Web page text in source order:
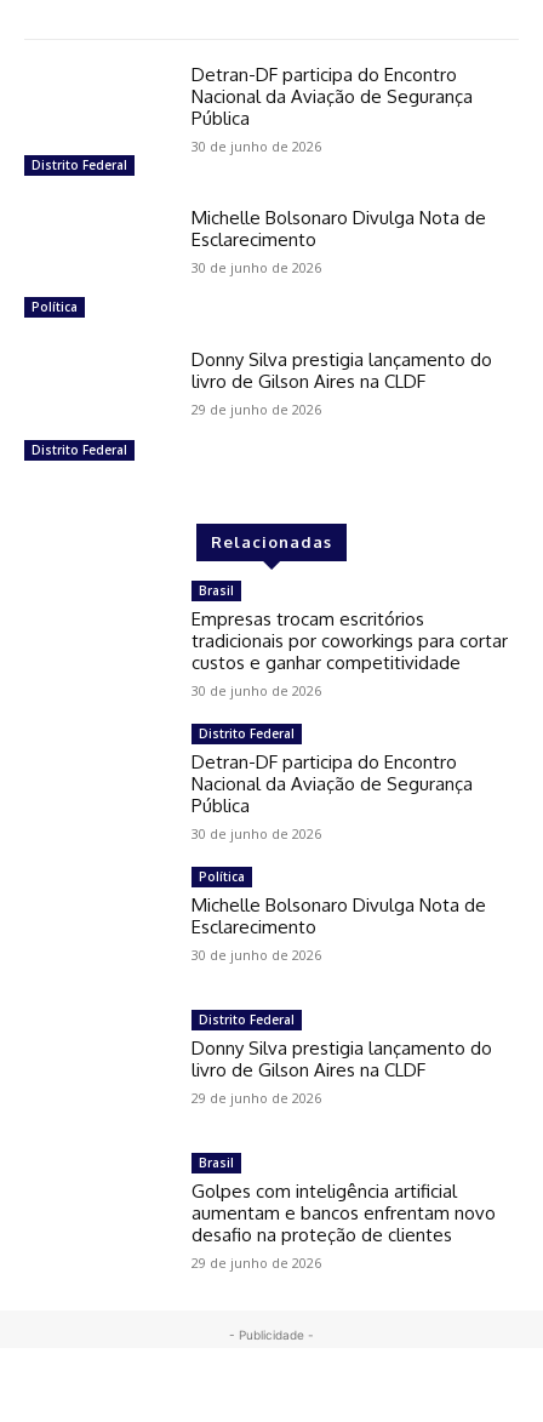
Distrito Federal
Detran-DF participa do Encontro
Nacional da Aviação de Segurança
Pública
30 de junho de 2026
Política
Michelle Bolsonaro Divulga Nota de
Esclarecimento
30 de junho de 2026
Distrito Federal
Donny Silva prestigia lançamento do
livro de Gilson Aires na CLDF
29 de junho de 2026
Relacionadas
Brasil
Empresas trocam escritórios
tradicionais por coworkings para cortar
custos e ganhar competitividade
30 de junho de 2026
Distrito Federal
Detran-DF participa do Encontro
Nacional da Aviação de Segurança
Pública
30 de junho de 2026
Política
Michelle Bolsonaro Divulga Nota de
Esclarecimento
30 de junho de 2026
Distrito Federal
Donny Silva prestigia lançamento do
livro de Gilson Aires na CLDF
29 de junho de 2026
Brasil
Golpes com inteligência artificial
aumentam e bancos enfrentam novo
desafio na proteção de clientes
29 de junho de 2026
- Publicidade -